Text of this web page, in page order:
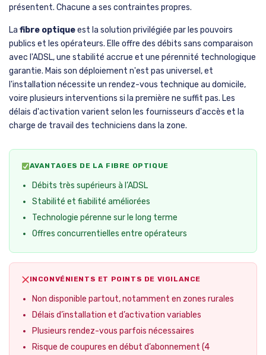
présentent. Chacune a ses contraintes propres.
La fibre optiqueest la solution privilégiée par les pouvoirs
publics et les opérateurs. Elle offre des débits sans comparaison
avec l'ADSL, une stabilité accrue et une pérennité technologique
garantie. Mais son déploiement n'est pas universel, et
l'installation nécessite un rendez-vous technique au domicile,
voire plusieurs interventions si la première ne suffit pas. Les
délais d'activation varient selon les fournisseurs d'accès et la
charge de travail des techniciens dans la zone.
AVANTAGES DE LA FIBRE OPTIQUE
Débits très supérieurs à l’ADSL
Stabilité et fiabilité améliorées
Technologie pérenne sur le long terme
Offres concurrentielles entre opérateurs
INCONVÉNIENTS ET POINTS DE VIGILANCE
Non disponible partout, notamment en zones rurales
Délais d’installation et d’activation variables
Plusieurs rendez-vous parfois nécessaires
Risque de coupures en début d’abonnement (4